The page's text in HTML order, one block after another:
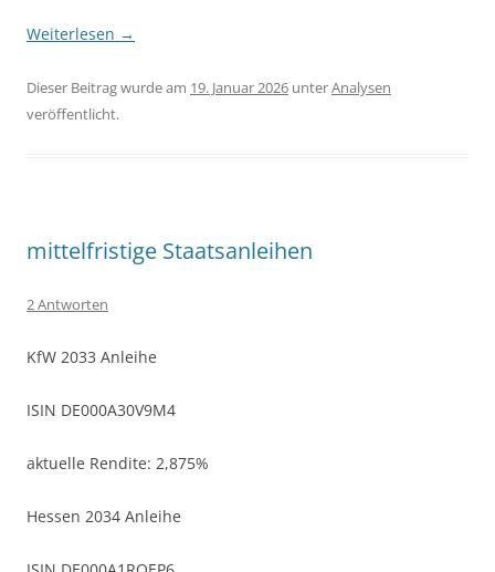
Weiterlesen →
Dieser Beitrag wurde am 19. Januar 2026 unterAnalysen
veröffentlicht.
mittelfristige Staatsanleihen
2 Antworten
KfW 2033 Anleihe
ISIN DE000A30V9M4
aktuelle Rendite: 2,875%
Hessen 2034 Anleihe